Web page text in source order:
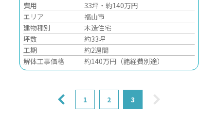
費用
33坪・約140万円
エリア
福山市
建物種別
木造住宅
坪数
約33坪
工期
約2週間
解体工事価格
約140万円（諸経費別途）
1 2 3